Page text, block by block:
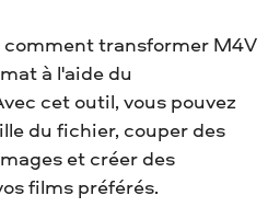
transformer M4V
à l'aide du
cet outil, vous pouvez
du fichier, couper des
et créer des
films préférés.